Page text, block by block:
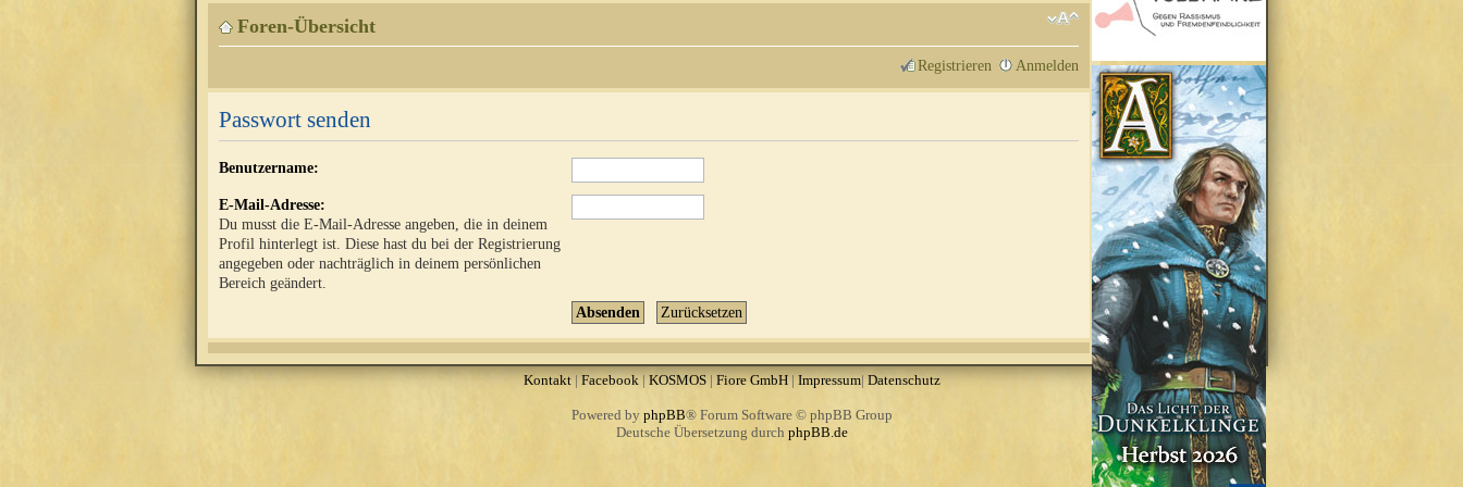
Foren-Übersicht
Registrieren Anmelden
Passwort senden
Benutzername:
E-Mail-Adresse:
Du musst die E-Mail-Adresse angeben, die in deinem
Profil hinterlegt ist. Diese hast du bei der Registrierung
angegeben oder nachträglich in deinem persönlichen
Bereich geändert.
Kontakt|Facebook | KOSMOS| Fiore GmbH| Impressum| Datenschutz
Powered by phpBB® Forum Software © phpBB Group
Deutsche Übersetzung durch phpBB.de